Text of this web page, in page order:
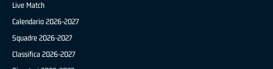
Live Match
Calendario 2026-2027
Squadre 2026-2027
Classifica 2026-2027